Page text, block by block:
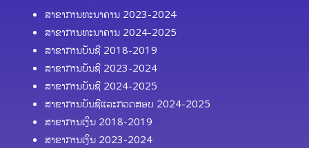
ສາຂາການທະນາຄານ 2023-2024
ສາຂາການທະນາຄານ 2024-2025
ສາຂາການບັນຊີ 2018-2019
ສາຂາການບັນຊີ 2023-2024
ສາຂາການບັນຊີ 2024-2025
ສາຂາການບັນຊີແລະກວດສອບ 2024-2025
ສາຂາການເງິນ 2018-2019
ສາຂາການເງິນ 2023-2024